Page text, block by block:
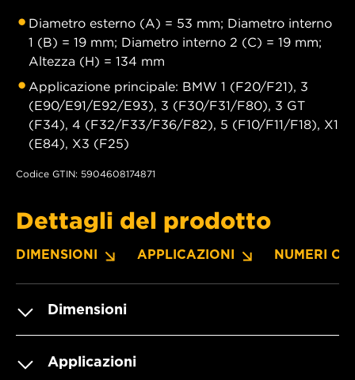
Diametro esterno (A) = 53 mm; Diametro interno
1 (B) = 19 mm; Diametro interno 2 (C) = 19 mm;
Altezza (H) = 134 mm
Applicazione principale: BMW 1 (F20/F21), 3
(E90/E91/E92/E93), 3 (F30/F31/F80), 3 GT
(F34), 4 (F32/F33/F36/F82), 5 (F10/F11/F18), X1
(E84), X3 (F25)
Codice GTIN: 5904608174871
Dettagli del prodotto
DIMENSIONI APPLICAZIONI NUMERI OE
Dimensioni
Applicazioni